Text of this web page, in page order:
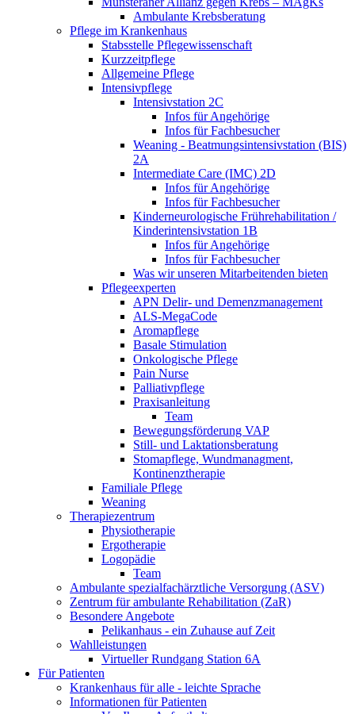
Ambulante Krebsberatung
Pflege im Krankenhaus
Stabsstelle Pflegewissenschaft
Kurzzeitpflege
Allgemeine Pflege
Intensivpflege
Intensivstation 2C
Infos für Angehörige
Infos für Fachbesucher
Weaning - Beatmungsintensivstation (BIS)
2A
Intermediate Care (IMC) 2D
Infos für Angehörige
Infos für Fachbesucher
Kinderneurologische Frührehabilitation /
Kinderintensivstation 1B
Infos für Angehörige
Infos für Fachbesucher
Was wir unseren Mitarbeitenden bieten
Pflegeexperten
APN Delir- und Demenzmanagement
ALS-MegaCode
Aromapflege
Basale Stimulation
Onkologische Pflege
Pain Nurse
Palliativpflege
Praxisanleitung
Team
Bewegungsförderung VAP
Still- und Laktationsberatung
Stomapflege, Wundmanagment,
Kontinenztherapie
Familiale Pflege
Weaning
Therapiezentrum
Physiotherapie
Ergotherapie
Logopädie
Team
Ambulante spezialfachärztliche Versorgung (ASV)
Zentrum für ambulante Rehabilitation (ZaR)
Besondere Angebote
Pelikanhaus - ein Zuhause auf Zeit
Wahlleistungen
Virtueller Rundgang Station 6A
Für Patienten
Krankenhaus für alle - leichte Sprache
Informationen für Patienten